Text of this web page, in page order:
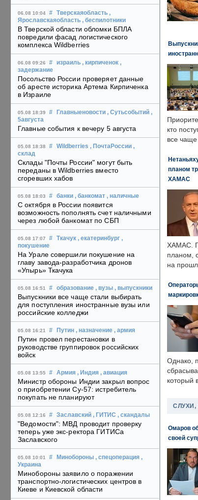
06.08 10:04 # Тверскаяобласть ,
Ярославскаяобласть , беспилотники
В Тверской области обломки БПЛА
повредили фасад логистического
комплекса Wildberries
06.08 09:26 # израиль , кирпиченок ,
задержание
Посольство России проверяет данные
об аресте историка Артема Кирпиченка
в Израиле
05.08 18:39 # Главныеновости , Сутьсобытий ,
5августа
Главные события к вечеру 5 августа
05.08 18:38 # Wildberries , ПочтаРоссии ,
склад
Склады "Почты России" могут быть
переданы в Wildberries вместо
сгоревших хабов
05.08 18:03 # банки , банкомат , наличные
С октября в России появится
возможность пополнять счет наличными
через любой банкомат по СБП
05.08 17:07 # Ткачук , екатеринбург ,
покушение
На Урале совершили покушение на
главу завода-разработчика дронов
«Упырь» Ткачука
05.08 16:51 # образование , вузы , выпускники
Выпускники все чаще стали выбирать
для поступления иностранные вузы или
российские колледжи
05.08 16:21 # Путин , назначение , армия
Путин провел перестановки в
руководстве группировок российских
войск
05.08 13:55 # Армия , Индия , авиация
Министр обороны Индии закрыл вопрос
о приобретении Су-57: истребитель
покупать не планируют
05.08 12:16 # Заславский , ГИТИС , скандалы
"Ведомости": МВД проводит проверку
теперь уже экс-ректора ГИТИСа
Заславского
05.08 10:01 # Минобороны , спецоперация ,
Украина
Минобороны заявило о поражении
транспортно-логистических центров в
Киеве и Киевской области
кто
все чаще
планом
ХАМАС
ХАМАС.
планом,
на
Однако,
который
Омаров
своей